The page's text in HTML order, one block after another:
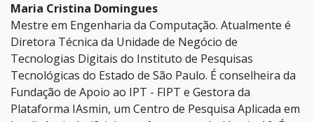
Maria Cristina Domingues
Mestre em Engenharia da Computação. Atualmente é
Diretora Técnica da Unidade de Negócio de
Tecnologias Digitais do Instituto de Pesquisas
Tecnológicas do Estado de São Paulo. É conselheira da
Fundação de Apoio ao IPT - FIPT e Gestora da
Plataforma IAsmin, um Centro de Pesquisa Aplicada em